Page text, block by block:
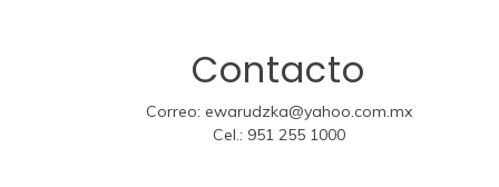
Contacto
Correo: ewarudzka@yahoo.com.mx
Cel.: 951 255 1000